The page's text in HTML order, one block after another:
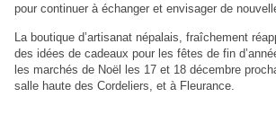
pour continuer à échanger et envisager de
La boutique d’artisanat népalais, fraîchement
des idées de cadeaux pour les fêtes de fin
les marchés de Noël les 17 et 18 décembre
salle haute des Cordeliers, et à Fleurance.